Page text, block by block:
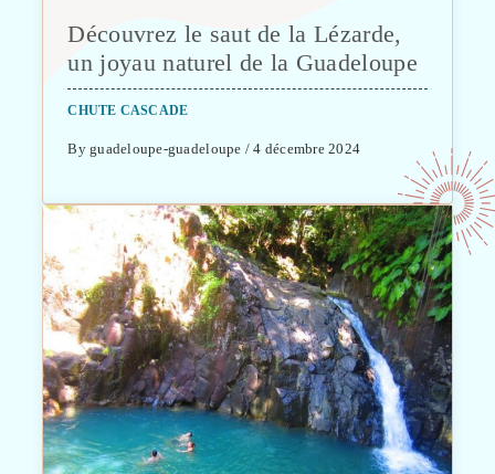
Découvrez le saut de la Lézarde,
un joyau naturel de la Guadeloupe
CHUTE CASCADE
By guadeloupe-guadeloupe / 4 décembre 2024